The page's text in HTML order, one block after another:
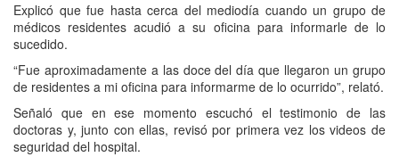
Explicó que fue hasta cerca del mediodía cuando un grupo de
médicos residentes acudió a su oficina para informarle de lo
sucedido.
“Fue aproximadamente a las doce del día que llegaron un grupo
de residentes a mi oficina para informarme de lo ocurrido”, relató.
Señaló que en ese momento escuchó el testimonio de las
doctoras y, junto con ellas, revisó por primera vez los videos de
seguridad del hospital.